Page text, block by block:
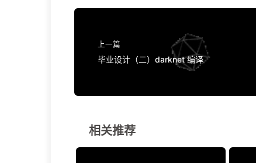
上一篇
毕业设计（二）darknet 编译
相关推荐